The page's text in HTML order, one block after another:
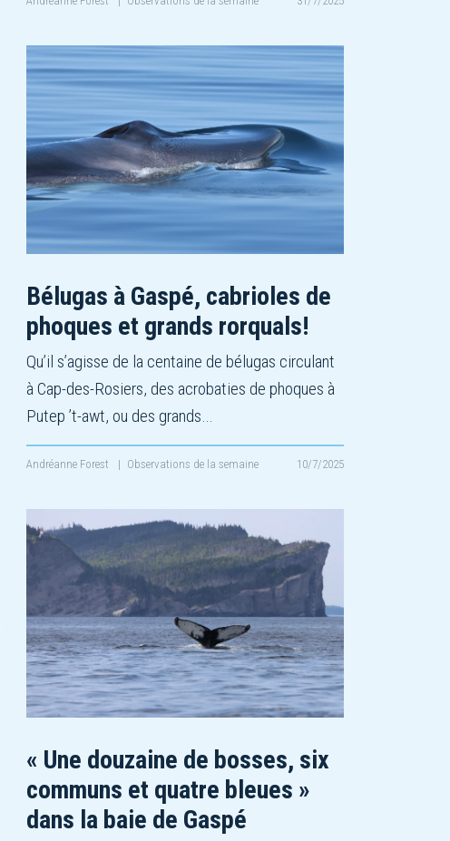
Bélugas à Gaspé, cabrioles de
phoques et grands rorquals!
Qu’il s’agisse de la centaine de bélugas circulant
à Cap-des-Rosiers, des acrobaties de phoques à
Putep ’t-awt, ou des grands…
Andréanne Forest | Observations de la semaine 10/7/2025
« Une douzaine de bosses, six
communs et quatre bleues »
dans la baie de Gaspé